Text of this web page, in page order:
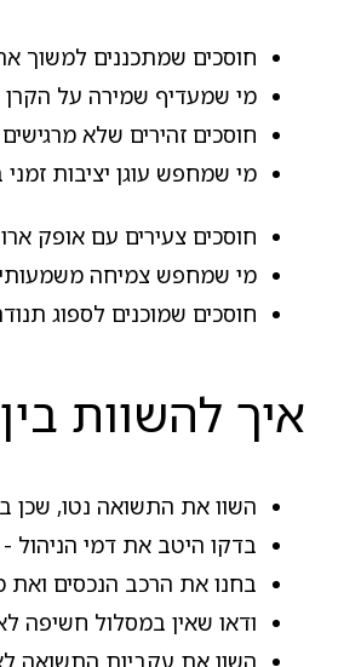
חוסכים שמתכננים למשוך
מי שמעדיף שמירה על הקרן
חוסכים זהירים שלא
מי שמחפש עוגן יציבות
חוסכים צעירים עם אופק
מי שמחפש צמיחה
חוסכים שמוכנים לספוג
איך להשוות
השוו את התשואה נטו, שכן
בדקו היטב את דמי הניהול
בחנו את הרכב הנכסים
ודאו שאין במסלול חשיפה
השוו את עקביות התשואה